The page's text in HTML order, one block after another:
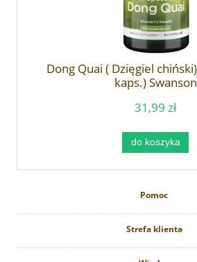
Dong Quai ( Dzięgiel
kaps.) Swanson
31,99 zł
do koszyka
Pomoc
Strefa klienta